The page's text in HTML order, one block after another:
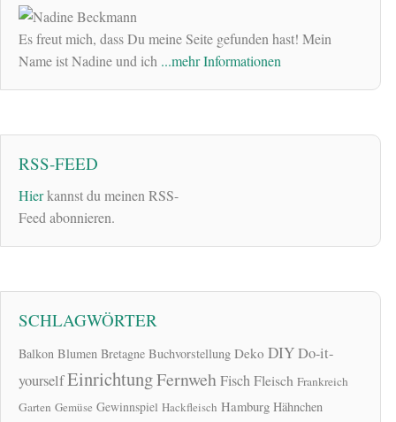
Es freut mich, dass Du meine Seite gefunden hast! Mein
Name ist Nadine und ich ...mehr Informationen
RSS-FEED
Hierkannst du meinen RSS-
Feed abonnieren.
SCHLAGWÖRTER
Balkon Blumen Bretagne Buchvorstellung Deko DIYDo-it-
yourselfEinrichtungFernwehFischFleisch Frankreich
Garten Gemüse Gewinnspiel Hackfleisch Hamburg Hähnchen